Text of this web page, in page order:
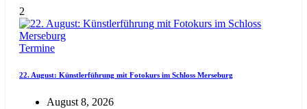
2
Termine
22. August: Künstlerführung mit Fotokurs im Schloss Merseburg
August 8, 2026